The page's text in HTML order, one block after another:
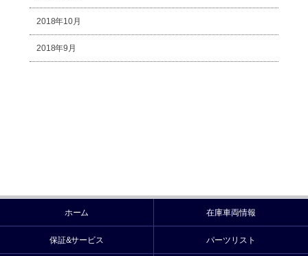
2018年10月
2018年9月
ホーム 在庫車両情報
保証&サービス パーツリスト